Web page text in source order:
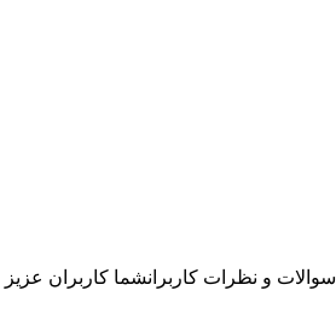
سوالات و نظرات کاربرانشما کاربران عزیز